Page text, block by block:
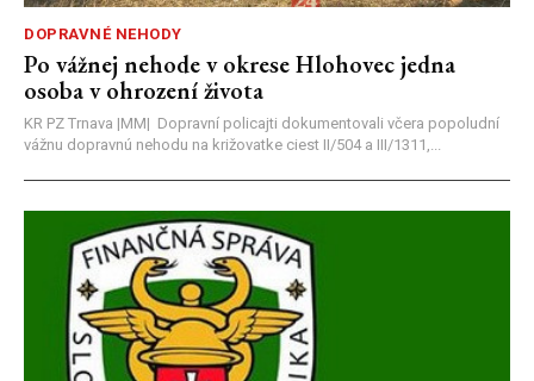
DOPRAVNÉ NEHODY
Po vážnej nehode v okrese Hlohovec jedna
osoba v ohrození života
KR PZ Trnava |MM| Dopravní policajti dokumentovali včera popoludní
vážnu dopravnú nehodu na križovatke ciest II/504 a III/1311,...